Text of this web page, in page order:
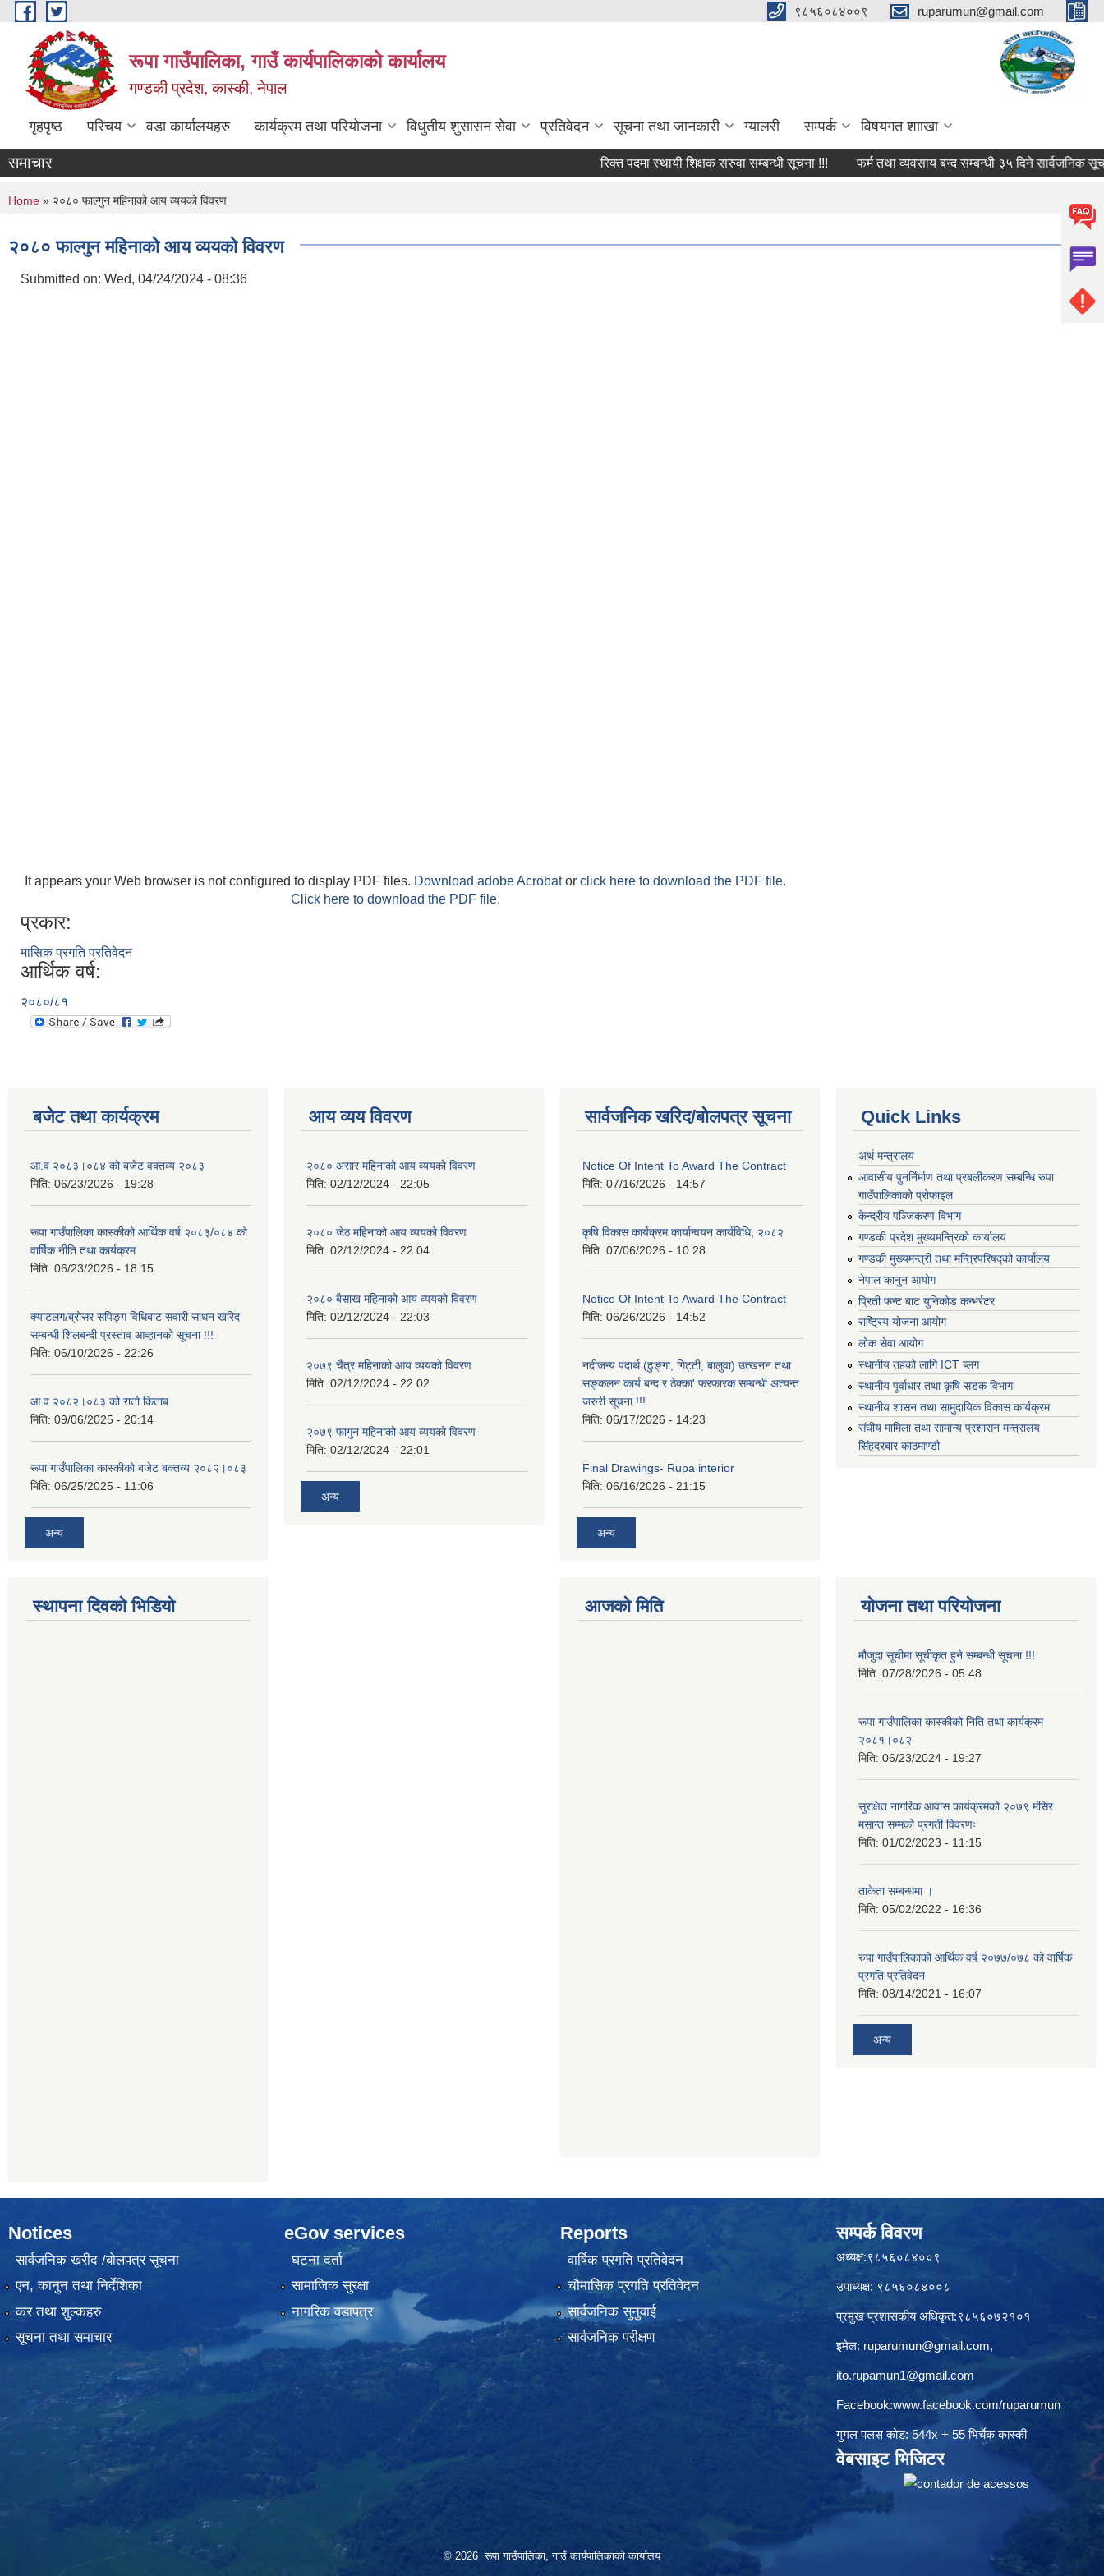
Skip to main content ९८५६०८४००९ ruparumun@gmail.com
रूपा गाउँपालिका, गाउँ कार्यपालिकाको कार्यालय
गण्डकी प्रदेश, कास्की, नेपाल
गृहपृष्ठ परिचय वडा कार्यालयहरु कार्यक्रम तथा परियोजना विधुतीय शुसासन सेवा प्रतिवेदन सूचना तथा जानकारी ग्यालरी सम्पर्क विषयगत शााखा
समाचार रिक्त पदमा स्थायी शिक्षक सरुवा सम्बन्धी सूचना !!! फर्म तथा व्यवसाय बन्द सम्बन्धी ३५ दिने सार्वजनिक सूचना !!!
You are here
Home » २०८० फाल्गुन महिनाको आय व्ययको विवरण
२०८० फाल्गुन महिनाको आय व्ययको विवरण
Submitted on: Wed, 04/24/2024 - 08:36
It appears your Web browser is not configured to display PDF files. Download adobe Acrobator click here to download the PDF file.
Click here to download the PDF file.
प्रकार:
मासिक प्रगति प्रतिवेदन
आर्थिक वर्ष:
२०८०/८१
बजेट तथा कार्यक्रम
आ.व २०८३।०८४ को बजेट वक्तव्य २०८३
मिति: 06/23/2026 - 19:28
रूपा गाउँपालिका कास्कीको आर्थिक वर्ष २०८३/०८४ को
वार्षिक नीति तथा कार्यक्रम
मिति: 06/23/2026 - 18:15
क्याटलग/ब्रोसर सपिङ्ग विधिबाट सवारी साधन खरिद
सम्बन्धी शिलबन्दी प्रस्ताव आव्हानको सूचना !!!
मिति: 06/10/2026 - 22:26
आ.व २०८२।०८३ को रातो किताब
मिति: 09/06/2025 - 20:14
रूपा गाउँपालिका कास्कीको बजेट बक्तव्य २०८२।०८३
मिति: 06/25/2025 - 11:06
अन्य
आय व्यय विवरण
२०८० असार महिनाको आय व्ययको विवरण
मिति: 02/12/2024 - 22:05
२०८० जेठ महिनाको आय व्ययको विवरण
मिति: 02/12/2024 - 22:04
२०८० बैसाख महिनाको आय व्ययको विवरण
मिति: 02/12/2024 - 22:03
२०७९ चैत्र महिनाको आय व्ययको विवरण
मिति: 02/12/2024 - 22:02
२०७९ फागुन महिनाको आय व्ययको विवरण
मिति: 02/12/2024 - 22:01
अन्य
सार्वजनिक खरिद/बोलपत्र सूचना
Notice Of Intent To Award The Contract
मिति: 07/16/2026 - 14:57
कृषि विकास कार्यक्रम कार्यान्वयन कार्यविधि, २०८२
मिति: 07/06/2026 - 10:28
Notice Of Intent To Award The Contract
मिति: 06/26/2026 - 14:52
नदीजन्य पदार्थ (ढुङ्गा, गिट्टी, बालुवा) उत्खनन तथा
सङ्कलन कार्य बन्द र ठेक्का' फरफारक सम्बन्धी अत्यन्त
जरुरी सूचना !!!
मिति: 06/17/2026 - 14:23
Final Drawings- Rupa interior
मिति: 06/16/2026 - 21:15
अन्य
Quick Links
अर्थ मन्त्रालय
आवासीय पुनर्निर्माण तथा प्रबलीकरण सम्बन्धि रुपा
गाउँपालिकाको प्रोफाइल
केन्द्रीय पञ्जिकरण विभाग
गण्डकी प्रदेश मुख्यमन्त्रिको कार्यालय
गण्डकी मुख्यमन्त्री तथा मन्त्रिपरिषद्को कार्यालय
नेपाल कानुन आयोग
प्रिती फन्ट बाट युनिकोड कन्भर्रटर
राष्ट्रिय योजना आयोग
लोक सेवा आयोग
स्थानीय तहको लागि ICT ब्लग
स्थानीय पूर्वाधार तथा कृषि सडक विभाग
स्थानीय शासन तथा सामुदायिक विकास कार्यक्रम
संघीय मामिला तथा सामान्य प्रशासन मन्त्रालय
सिंहदरबार काठमाण्डौ
स्थापना दिवको भिडियो आजको मिति योजना तथा परियोजना
मौजुदा सूचीमा सूचीकृत हुने सम्बन्धी सूचना !!!
मिति: 07/28/2026 - 05:48
रूपा गाउँपालिका कास्कीको निति तथा कार्यक्रम
२०८१।०८२
मिति: 06/23/2024 - 19:27
सुरक्षित नागरिक आवास कार्यक्रमको २०७९ मंसिर
मसान्त सम्मको प्रगती विवरणः
मिति: 01/02/2023 - 11:15
ताकेता सम्बन्धमा ।
मिति: 05/02/2022 - 16:36
रुपा गाउँपालिकाको आर्थिक वर्ष २०७७/०७८ को वार्षिक
प्रगति प्रतिवेदन
मिति: 08/14/2021 - 16:07
अन्य
Notices
सार्वजनिक खरीद /बोलपत्र सूचना
एन, कानुन तथा निर्देशिका
कर तथा शुल्कहरु
सूचना तथा समाचार
eGov services
घटना दर्ता
सामाजिक सुरक्षा
नागरिक वडापत्र
Reports
वार्षिक प्रगति प्रतिवेदन
चौमासिक प्रगति प्रतिवेदन
सार्वजनिक सुनुवाई
सार्वजनिक परीक्षण
सम्पर्क विवरण
अध्यक्ष:९८५६०८४००९
उपाध्यक्ष: ९८५६०८४००८
प्रमुख प्रशासकीय अधिकृत:९८५६०७२१०१
इमेल: ruparumun@gmail.com,
ito.rupamun1@gmail.com
Facebook:www.facebook.com/ruparumun
गुगल पलस कोड: 544x + 55 भिर्चेक कास्की
वेबसाइट भिजिटर
© 2026 रूपा गाउँपालिका, गाउँ कार्यपालिकाको कार्यालय